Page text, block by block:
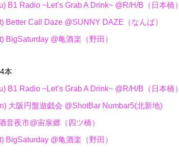
B1 Radio ~Let’s Grab A Drink~ @R/H/B（日本橋）
Better Call Daze @SUNNY DAZE（なんば）
BigSaturday @亀酒楽（野田）
本
B1 Radio ~Let’s Grab A Drink~ @R/H/B（日本橋）
大阪円盤遊戯会 @ShotBar Numbar5(北新地)
音夜市@宙泉郷（四ツ橋）
BigSaturday @亀酒楽（野田）